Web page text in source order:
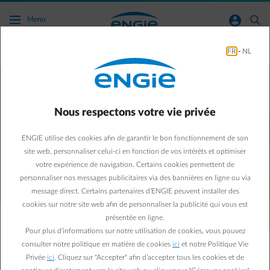
Accéder au contenu principal
Menu normal-account-circle search
La liberté de recharger partout avec
Commandez votre carte de recharge gratuite
FR - NL
Nous respectons votre vie privée
ENGIE utilise des cookies afin de garantir le bon fonctionnement de son
site web, personnaliser celui-ci en fonction de vos intérêts et optimiser
votre expérience de navigation. Certains cookies permettent de
personnaliser nos messages publicitaires via des bannières en ligne ou via
message direct. Certains partenaires d’ENGIE peuvent installer des
cookies sur notre site web afin de personnaliser la publicité qui vous est
présentée en ligne.
Pour plus d’informations sur notre utilisation de cookies, vous pouvez
consulter notre politique en matière de cookies ici et notre Politique Vie
Privée ici . Cliquez sur "Accepter" afin d’accepter tous les cookies et de